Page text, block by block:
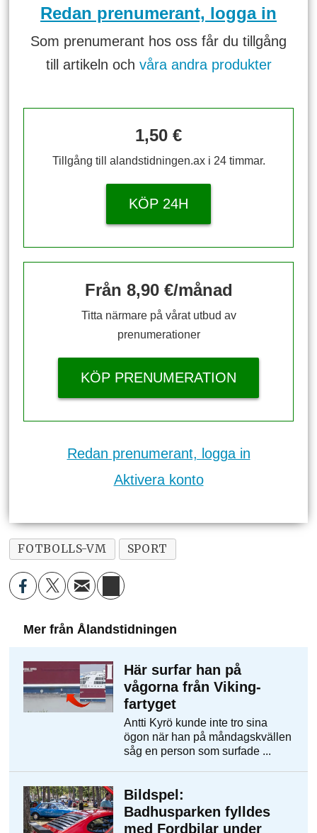
Redan prenumerant, logga in
Som prenumerant hos oss får du tillgång
till artikeln och våra andra produkter
1,50 €
Tillgång till alandstidningen.ax i 24 timmar.
KÖP 24H
Från 8,90 €/månad
Titta närmare på vårat utbud av
prenumerationer
KÖP PRENUMERATION
Redan prenumerant, logga in
Aktivera konto
FOTBOLLS-VM SPORT